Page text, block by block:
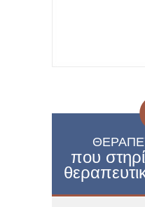
που